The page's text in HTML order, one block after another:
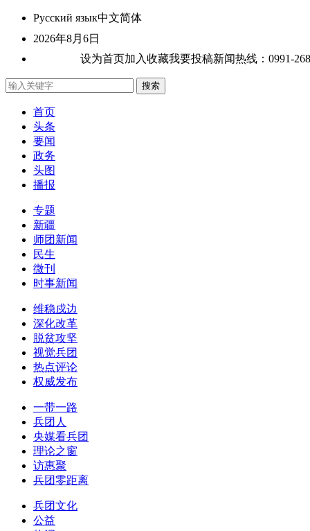
Русский язык中文简体
2026年8月6日
设为首页加入收藏我要投稿新闻热线：0991-
首页
头条
要闻
政务
头图
播报
专题
新疆
师团新闻
民生
微刊
时事新闻
维稳戍边
深化改革
脱贫攻坚
视觉兵团
热点评论
权威发布
一带一路
兵团人
央媒看兵团
理论之窗
访惠聚
兵团零距离
兵团文化
公益